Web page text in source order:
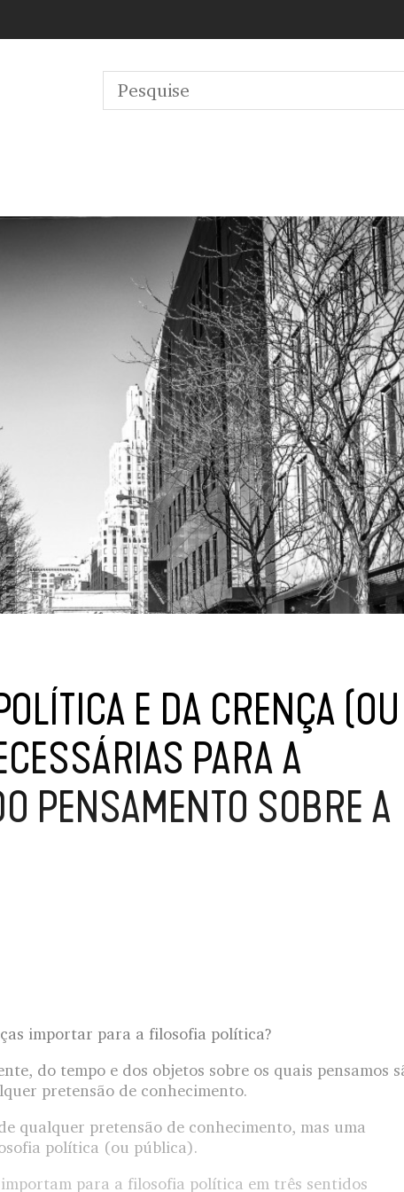
E DA CRENÇA
PARA A
PENSAMENTO SOBRE A
importar para a filosofia política?
do tempo e dos objetos sobre os quais pensamos
pretensão de conhecimento.
qualquer pretensão de conhecimento, mas uma
política (ou pública).
para a filosofia política em três sentidos